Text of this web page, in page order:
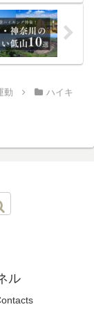
動
ハイキ
ル